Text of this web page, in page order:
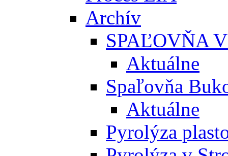
Archív
SPAĽOVŇA
Aktuálne
Spaľovňa
Aktuálne
Pyrolýza